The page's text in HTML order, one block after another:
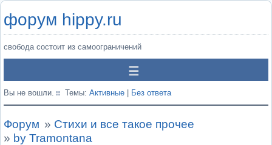
форум hippy.ru
свобода состоит из самоограничений
Вы не вошли. Темы: Активные Без ответа
Форум » Стихи и все такое прочее
» by Tramontana